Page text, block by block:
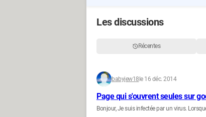
Les discussions
Récentes
babyjew18 le 16 déc. 2014
Page qui s'ouvrent seules sur
Bonjour, Je suis infectée par un virus.